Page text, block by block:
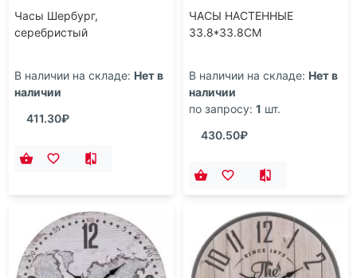
Часы Шербург,
серебристый
В наличии на складе: Нет в
наличии
411.30₽
ЧАСЫ НАСТЕННЫЕ
33.8*33.8CM
В наличии на складе: Нет в
наличии
по запросу: 1 шт.
430.50₽